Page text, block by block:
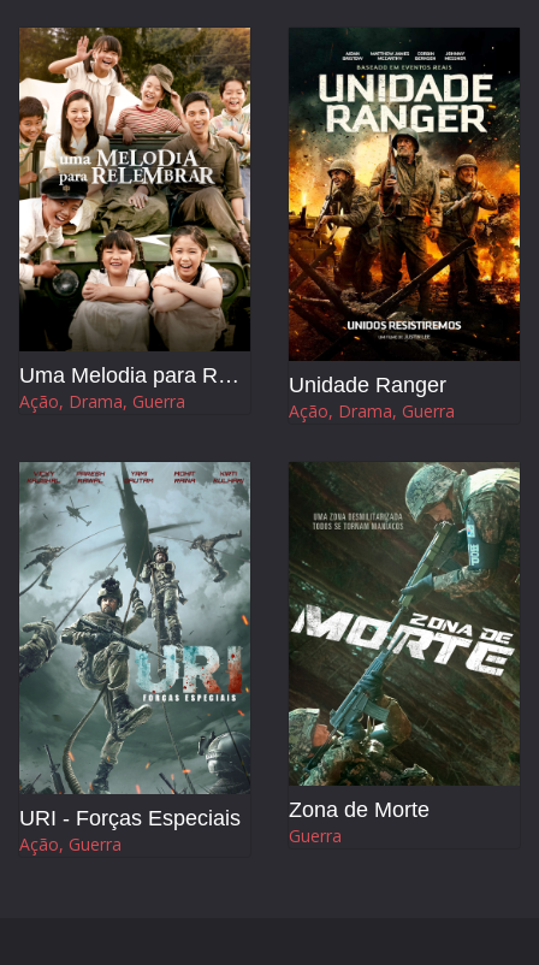
Uma Melodia para Relembrar
Ação, Drama, Guerra
Unidade Ranger
Ação, Drama, Guerra
URI - Forças Especiais
Ação, Guerra
Zona de Morte
Guerra